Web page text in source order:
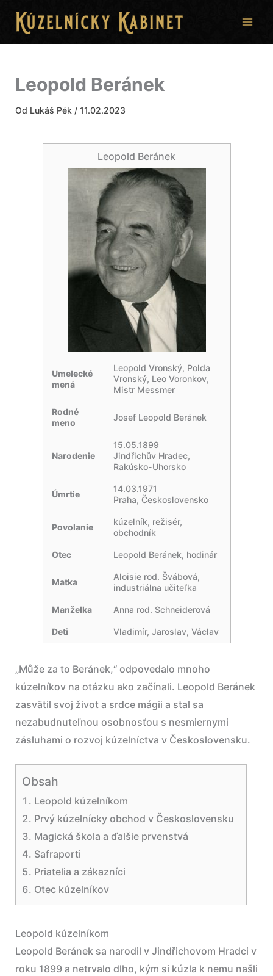
obsah
Leopold Beránek
Od Lukáš Pék / 11.02.2023
Leopold Beránek
Umelecké
mená
Leopold Vronský, Polda
Vronský, Leo Voronkov,
Mistr Messmer
Rodné
meno
Josef Leopold Beránek
Narodenie
15.05.1899
Jindřichův Hradec,
Rakúsko-Uhorsko
Úmrtie
14.03.1971
Praha, Československo
Povolanie
kúzelník, režisér,
obchodník
Otec Leopold Beránek, hodinár
Matka
Aloisie rod. Švábová,
industriálna učiteľka
Manželka Anna rod. Schneiderová
Deti Vladimír, Jaroslav, Václav
„Může za to Beránek,“ odpovedalo mnoho
kúzelníkov na otázku ako začínali. Leopold Beránek
zasvätil svoj život a srdce mágii a stal sa
nezabudnuteľnou osobnosťou s nesmiernymi
zásluhami o rozvoj kúzelníctva v Československu.
Obsah
Leopold kúzelníkom
Prvý kúzelnícky obchod v Československu
Magická škola a ďalšie prvenstvá
Safraporti
Priatelia a zákazníci
Otec kúzelníkov
Leopold kúzelníkom
Leopold Beránek sa narodil v Jindřichovom Hradci v
roku 1899 a netrvalo dlho, kým si kúzla k nemu našli